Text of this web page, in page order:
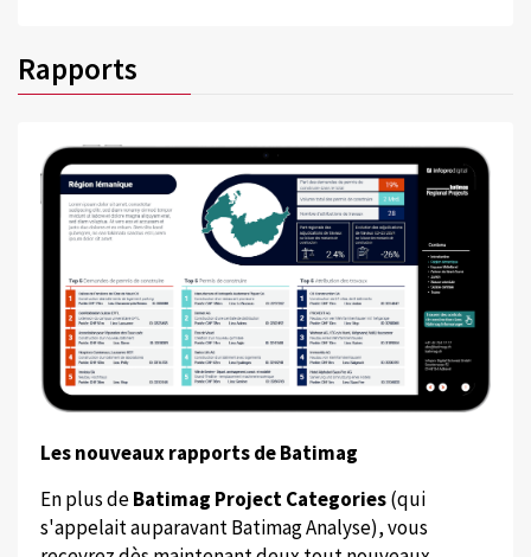
Rapports
Les nouveaux rapports de Batimag
En plus deBatimag Project Categories(qui
s'appelait auparavant Batimag Analyse), vous